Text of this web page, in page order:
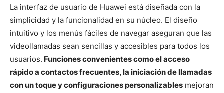
La interfaz de usuario de Huawei está diseñada con la
simplicidad y la funcionalidad en su núcleo. El diseño
intuitivo y los menús fáciles de navegar aseguran que las
videollamadas sean sencillas y accesibles para todos los
usuarios. Funciones convenientes como el acceso
rápido a contactos frecuentes, la iniciación de llamadas
con un toque y configuraciones personalizables mejoran